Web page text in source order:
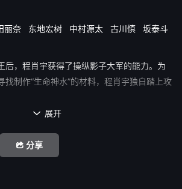
丽奈 东地宏树 中村源太 古川慎
坂泰斗
后，程肖宇获得了操纵影子大军的能力。为
找制作“生命神水”的材料，程肖宇独自踏上攻
 展开
分享